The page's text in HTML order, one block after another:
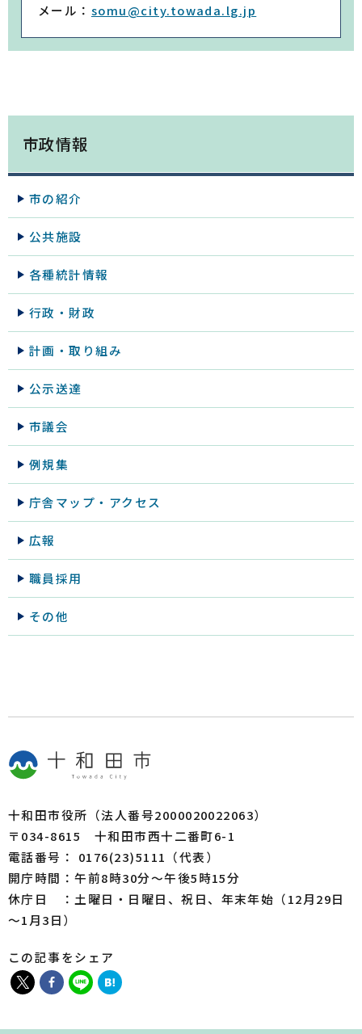
メール： somu@city.towada.lg.jp
市政情報
市の紹介
公共施設
各種統計情報
行政・財政
計画・取り組み
公示送達
市議会
例規集
庁舎マップ・アクセス
広報
職員採用
その他
十和田市役所（法人番号2000020022063）
〒034-8615 十和田市西十二番町6-1
電話番号： 0176(23)5111（代表）
開庁時間：午前8時30分～午後5時15分
休庁日 ：土曜日・日曜日、祝日、年末年始（12月29日
～1月3日）
この記事をシェア